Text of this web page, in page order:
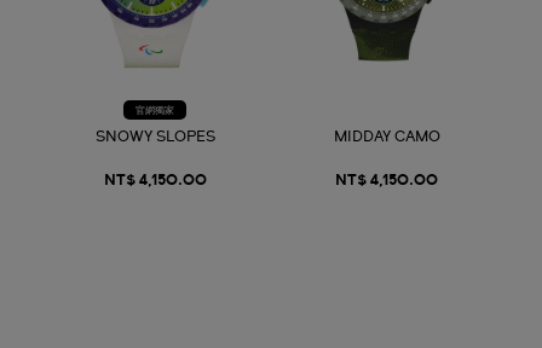
官網獨家
SNOWY SLOPES
NT$ 4,150.00
MIDDAY CAMO
NT$ 4,150.00